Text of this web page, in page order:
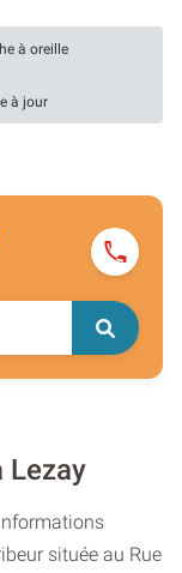
à oreille
à jour
Lezay
située au Rue